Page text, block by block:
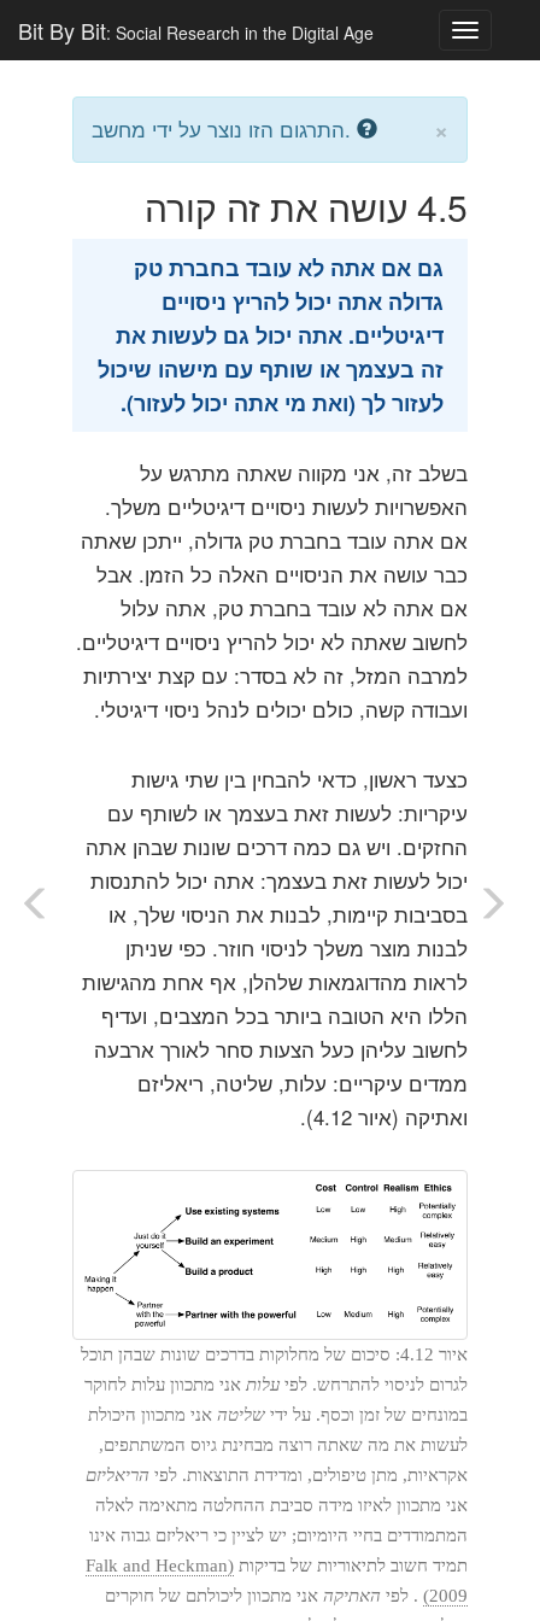
Toggle
Bit By Bit: Social Research in the Digital Age
התרגום הזו נוצר על ידי מחשב. ×
4.5 עושה את זה קורה
גם אם אתה לא עובד בחברת טק
גדולה אתה יכול להריץ ניסויים
דיגיטליים. אתה יכול גם לעשות את
זה בעצמך או שותף עם מישהו שיכול
לעזור לך (ואת מי אתה יכול לעזור).
בשלב זה, אני מקווה שאתה מתרגש על
האפשרויות לעשות ניסויים דיגיטליים משלך.
אם אתה עובד בחברת טק גדולה, ייתכן שאתה
כבר עושה את הניסויים האלה כל הזמן. אבל
אם אתה לא עובד בחברת טק, אתה עלול
לחשוב שאתה לא יכול להריץ ניסויים דיגיטליים.
למרבה המזל, זה לא בסדר: עם קצת יצירתיות
ועבודה קשה, כולם יכולים לנהל ניסוי דיגיטלי.
כצעד ראשון, כדאי להבחין בין שתי גישות
עיקריות: לעשות זאת בעצמך או לשותף עם
החזקים. ויש גם כמה דרכים שונות שבהן אתה
יכול לעשות זאת בעצמך: אתה יכול להתנסות
בסביבות קיימות, לבנות את הניסוי שלך, או
לבנות מוצר משלך לניסוי חוזר. כפי שניתן
לראות מהדוגמאות שלהלן, אף אחת מהגישות
הללו היא הטובה ביותר בכל המצבים, ועדיף
לחשוב עליהן כעל הצעות סחר לאורך ארבעה
ממדים עיקריים: עלות, שליטה, ריאליזם
ואתיקה (איור 4.12).
איור 4.12: סיכום של מחלוקות בדרכים שונות שבהן תוכל
לגרום לניסוי להתרחש. לפי עלות אני מתכוון עלות לחוקר
במונחים של זמן וכסף. על ידי שליטה אני מתכוון היכולת
לעשות את מה שאתה רוצה מבחינת גיוס המשתתפים,
אקראיות, מתן טיפולים, ומדידת התוצאות. לפי הריאליזם
אני מתכוון לאיזו מידה סביבת ההחלטה מתאימה לאלה
המתמודדים בחיי היומיום; יש לציין כי ריאליזם גבוה אינו
תמיד חשוב לתיאוריות של בדיקות
(Falk and Heckman
2009)
. לפי האתיקה אני מתכוון ליכולתם של חוקרים